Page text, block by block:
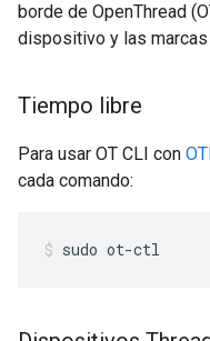
borde de OpenThread
dispositivo y las
Tiempo libre
Para usar OT CLI con
cada comando:
sudo ot-ctl